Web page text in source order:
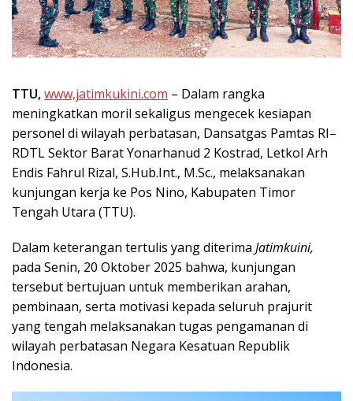
TTU,www,jatimkukini.com – Dalam rangka
meningkatkan moril sekaligus mengecek kesiapan
personel di wilayah perbatasan, Dansatgas Pamtas RI–
RDTL Sektor Barat Yonarhanud 2 Kostrad, Letkol Arh
Endis Fahrul Rizal, S.Hub.Int., M.Sc., melaksanakan
kunjungan kerja ke Pos Nino, Kabupaten Timor
Tengah Utara (TTU).
Dalam keterangan tertulis yang diterima Jatimkuini,
pada Senin, 20 Oktober 2025 bahwa, kunjungan
tersebut bertujuan untuk memberikan arahan,
pembinaan, serta motivasi kepada seluruh prajurit
yang tengah melaksanakan tugas pengamanan di
wilayah perbatasan Negara Kesatuan Republik
Indonesia.